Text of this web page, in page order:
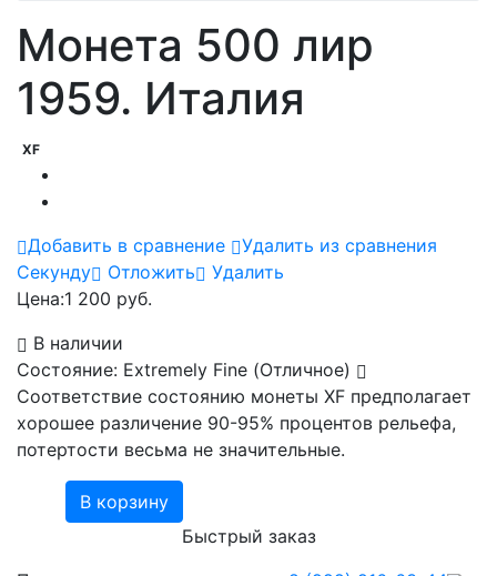
Монета 500 лир
1959. Италия
XF
Добавить в сравнение
Удалить из сравнения
Cекунду
Отложить
Удалить
Цена:1 200 руб.
В наличии
Состояние: Extremely Fine (Отличное)
Соответствие состоянию монеты XF предполагает
хорошее различение 90-95% процентов рельефа,
потертости весьма не значительные.
В корзину
Быстрый заказ